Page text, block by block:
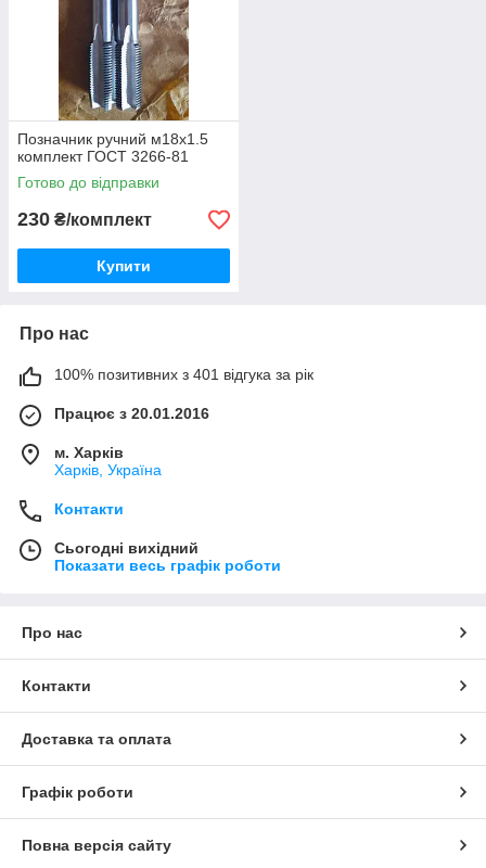
Позначник ручний м18х1.5
комплект ГОСТ 3266-81
Готово до відправки
230 ₴/комплект
Купити
Про нас
100% позитивних з 401 відгука за рік
Працює з 20.01.2016
м. Харків
Харків, Україна
Контакти
Сьогодні вихідний
Показати весь графік роботи
Про нас
Контакти
Доставка та оплата
Графік роботи
Повна версія сайту